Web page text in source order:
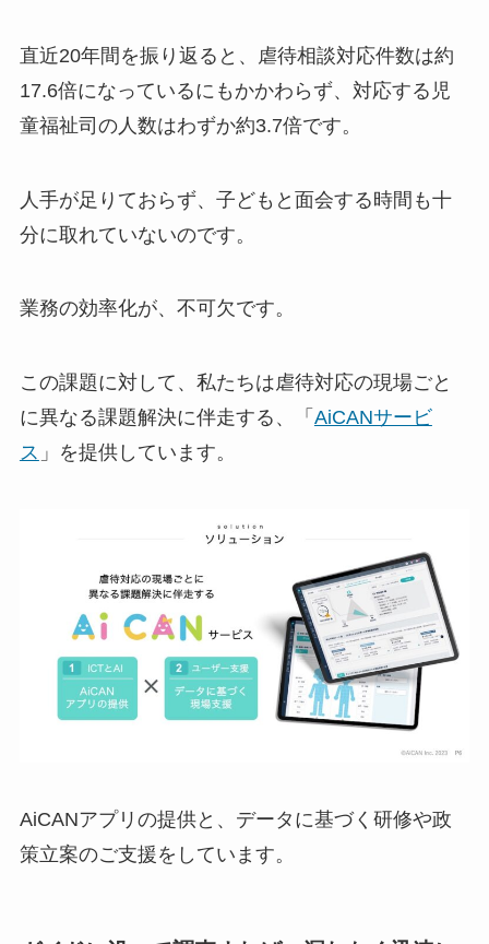
直近20年間を振り返ると、虐待相談対応件数は約
17.6倍になっているにもかかわらず、対応する児
童福祉司の人数はわずか約3.7倍です。
人手が足りておらず、子どもと面会する時間も十
分に取れていないのです。
業務の効率化が、不可欠です。
この課題に対して、私たちは虐待対応の現場ごと
に異なる課題解決に伴走する、「 AiCANサービ
ス 」を提供しています。
AiCANアプリの提供と、データに基づく研修や政
策立案のご支援をしています。